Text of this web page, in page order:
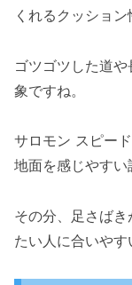
くれるクッション
ゴツゴツした道
象ですね。
サロモン スピー
地面を感じやすい
その分、足さば
たい人に合いやす